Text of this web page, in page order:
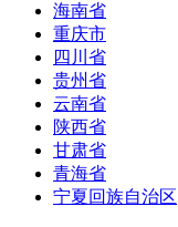
海南省
重庆市
四川省
贵州省
云南省
陕西省
甘肃省
青海省
宁夏回族自治区